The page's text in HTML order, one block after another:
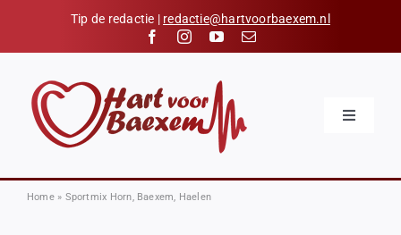
content
Tip de redactie | redactie@hartvoorbaexem.nl
Toggle
Nieuws
Home» Sportmix Horn, Baexem, Haelen